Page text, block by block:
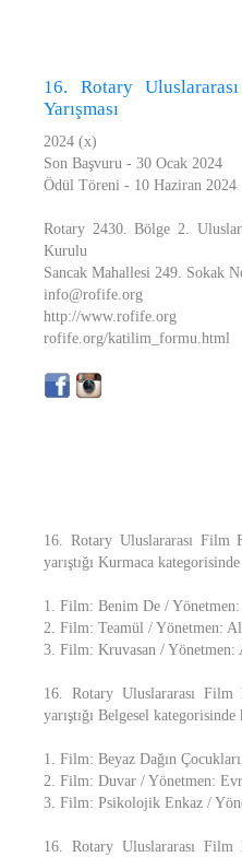
16. Rotary
Yarışması
2024 (x)
Son Başvuru - 30 Ocak 2024
Ödül Töreni - 10 Haziran 2024
Rotary 2430. Bölge 2.
Kurulu
Sancak Mahallesi 249. Sokak
info@rofife.org
http://www.rofife.org
rofife.org/katilim_formu.html
16. Rotary Uluslararası Film
yarıştığı Kurmaca
1. Film: Benim De / Yönetmen:
2. Film: Teamül / Yönetmen:
3. Film: Kruvasan / Yönetmen:
16. Rotary Uluslararası
yarıştığı Belgesel
1. Film: Beyaz Dağın
2. Film: Duvar / Yönetmen:
3. Film: Psikolojik Enkaz /
16. Rotary Uluslararası